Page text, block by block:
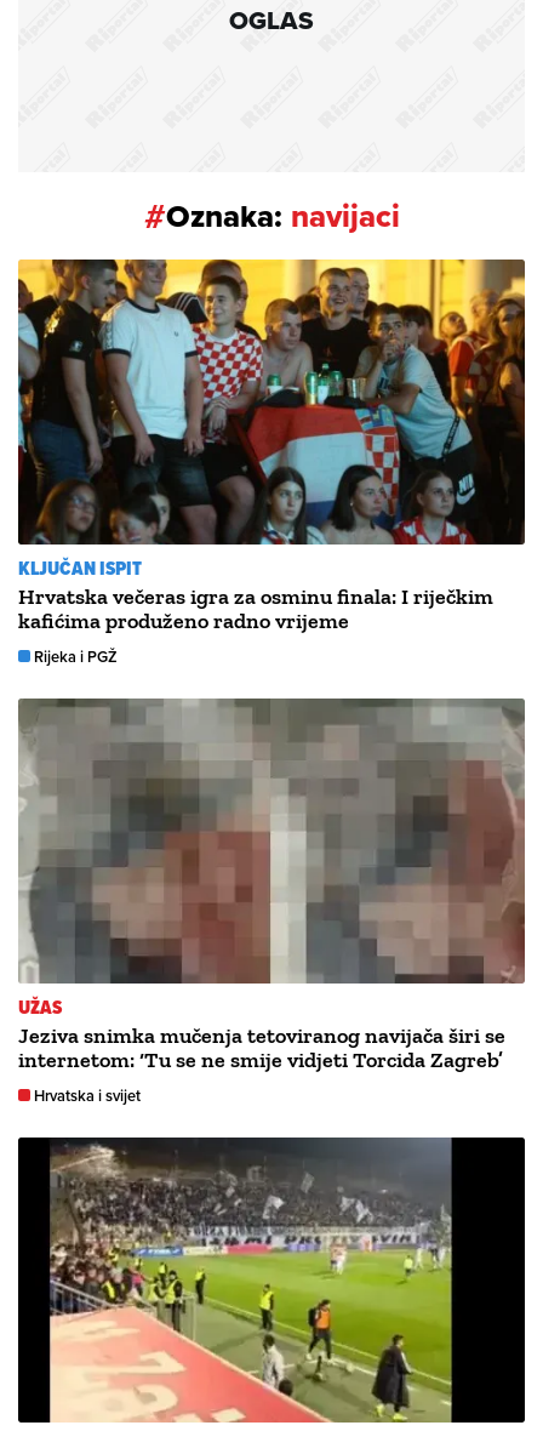
OGLAS
#Oznaka: navijaci
KLJUČAN ISPIT
Hrvatska večeras igra za osminu finala: I riječkim
kafićima produženo radno vrijeme
Rijeka i PGŽ
UŽAS
Jeziva snimka mučenja tetoviranog navijača širi se
internetom: ‘Tu se ne smije vidjeti Torcida Zagreb’
Hrvatska i svijet